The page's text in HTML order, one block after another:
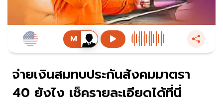
จ่ายเงินสมทบประกันสังคมมาตรา
40 ยังไง เช็ครายละเอียดได้ที่นี่